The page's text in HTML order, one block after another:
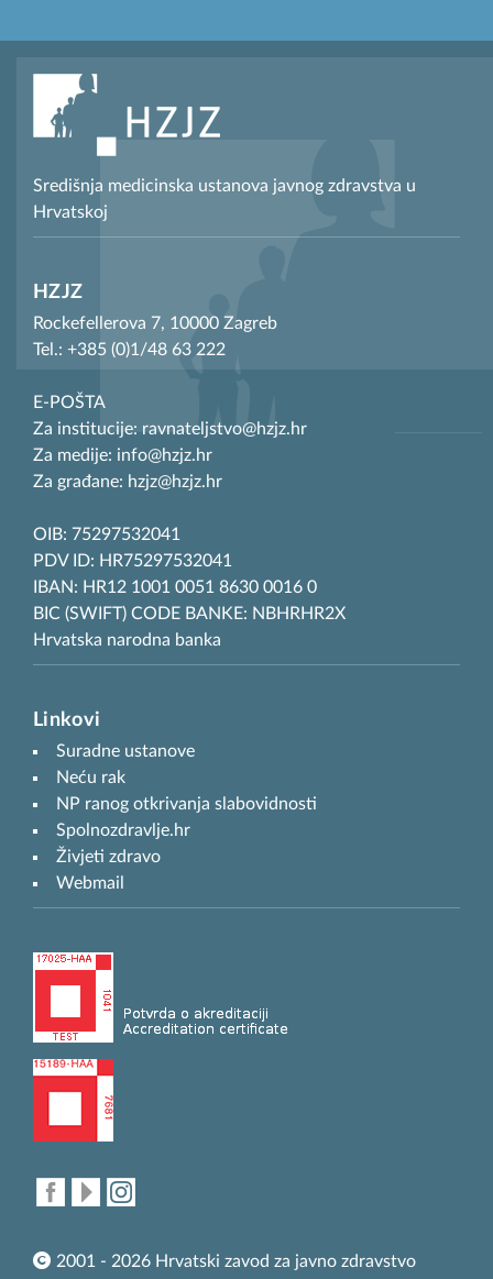
Središnja medicinska ustanova javnog zdravstva u
Hrvatskoj
HZJZ
Rockefellerova 7, 10000 Zagreb
Tel.: +385 (0)1/48 63 222
E-POŠTA
Za institucije: ravnateljstvo@hzjz.hr
Za medije: info@hzjz.hr
Za građane: hzjz@hzjz.hr
OIB: 75297532041
PDV ID: HR75297532041
IBAN: HR12 1001 0051 8630 0016 0
BIC (SWIFT) CODE BANKE: NBHRHR2X
Hrvatska narodna banka
Linkovi
Suradne ustanove
Neću rak
NP ranog otkrivanja slabovidnosti
Spolnozdravlje.hr
Živjeti zdravo
Webmail
2001 - 2026 Hrvatski zavod za javno zdravstvo